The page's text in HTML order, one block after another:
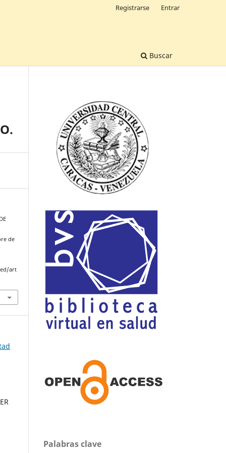
Buscar
Registrarse Entrar
de
art
Palabras clave